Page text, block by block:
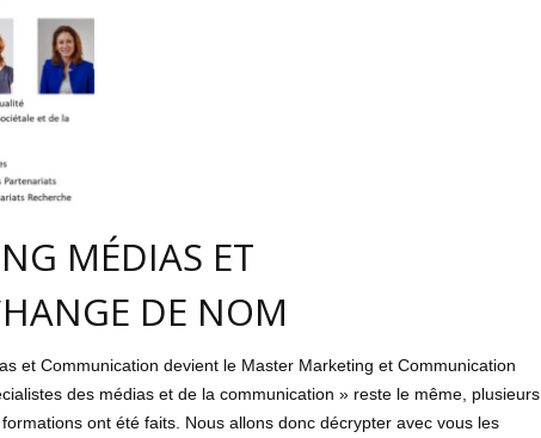
MÉDIAS ET
DE NOM
et Communication devient le Master Marketing et Communication
des médias et de la communication » reste le même, plusieurs
ont été faits. Nous allons donc décrypter avec vous les